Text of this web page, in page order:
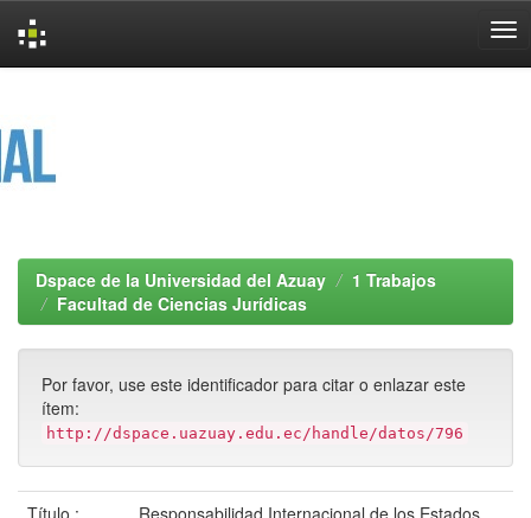
Dspace de la Universidad del Azuay
1 Trabajos
Facultad de Ciencias Jurídicas
Por favor, use este identificador para citar o enlazar este
ítem:
http://dspace.uazuay.edu.ec/handle/datos/796
Título :
Responsabilidad Internacional de los Estados